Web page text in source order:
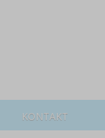
KONTAKT